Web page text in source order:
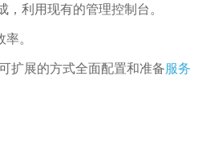
，利用现有的管理控制台。
。
扩展的方式全面配置和准备服务